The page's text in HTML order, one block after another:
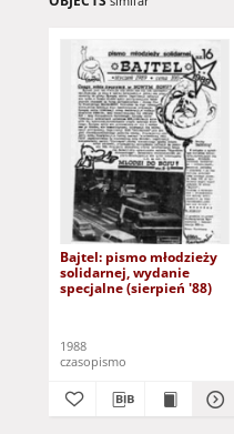
Bajtel: pismo młodzieży
solidarnej, wydanie
specjalne (sierpień '88)
1988
czasopismo